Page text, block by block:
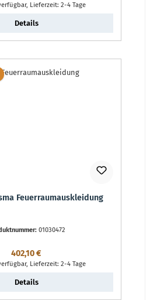
Lieferzeit: 2-4 Tage
Details
Feuerraumauskleidung
01030472
Regulärer Preis:
402,10 €
Lieferzeit: 2-4 Tage
Details